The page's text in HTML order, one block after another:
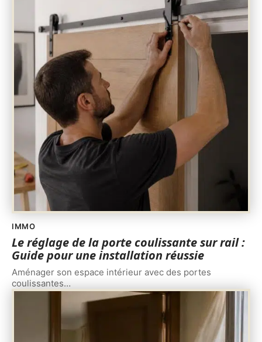
IMMO
Le réglage de la porte coulissante sur rail :
Guide pour une installation réussie
Aménager son espace intérieur avec des portes
coulissantes…